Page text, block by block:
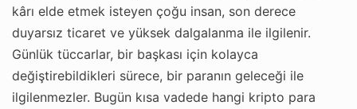
kârı elde etmek isteyen çoğu insan, son derece
duyarsız ticaret ve yüksek dalgalanma ile ilgilenir.
Günlük tüccarlar, bir başkası için kolayca
değiştirebildikleri sürece, bir paranın geleceği ile
ilgilenmezler. Bugün kısa vadede hangi kripto para